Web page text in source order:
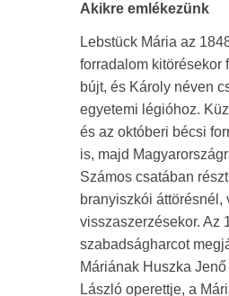
Akikre emlékezünk
Lebstück Mária az
forradalom kitörésekor
bújt, és Károly néven
egyetemi légióhoz.
és az októberi bécsi
is, majd
Számos csatában
branyiszkói áttörésnél,
visszaszerzésekor. Az
szabadságharcot
Máriának Huszka
László operettje, a